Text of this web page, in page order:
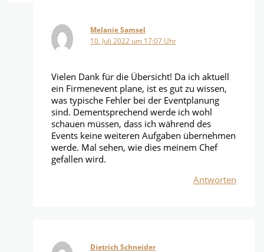
Melanie Samsel
10. Juli 2022 um 17:07 Uhr
Vielen Dank für die Übersicht! Da ich aktuell
ein Firmenevent plane, ist es gut zu wissen,
was typische Fehler bei der Eventplanung
sind. Dementsprechend werde ich wohl
schauen müssen, dass ich während des
Events keine weiteren Aufgaben übernehmen
werde. Mal sehen, wie dies meinem Chef
gefallen wird.
Antworten
Dietrich Schneider